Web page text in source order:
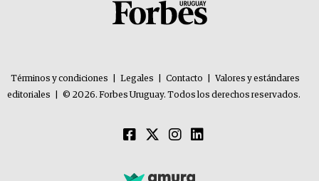
Términos y condiciones Legales Contacto
Valores y estándares
editoriales
© 2026. Forbes Uruguay. Todos los derechos reservados.